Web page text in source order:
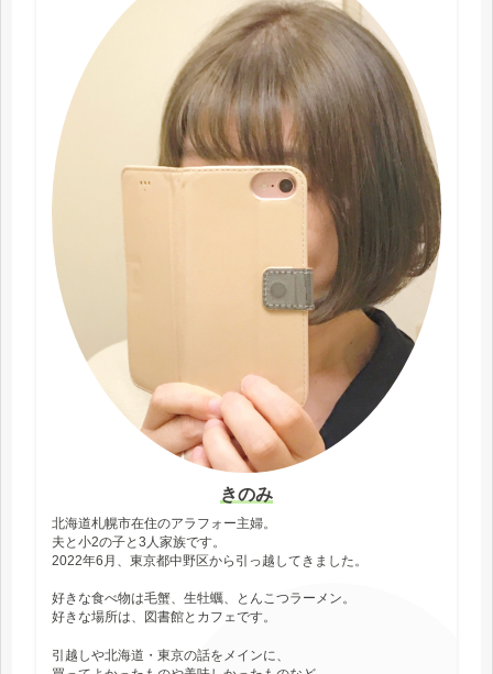
きのみ
北海道札幌市在住のアラフォー主婦。
夫と小2の子と3人家族です。
2022年6月、東京都中野区から引っ越してきました。
好きな食べ物は毛蟹、生牡蠣、とんこつラーメン。
好きな場所は、図書館とカフェです。
引越しや北海道・東京の話をメインに、